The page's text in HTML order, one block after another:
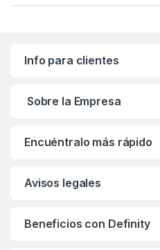
Info para clientes
Sobre la Empresa
Encuéntralo más rápido
Avisos legales
Beneficios con Definity